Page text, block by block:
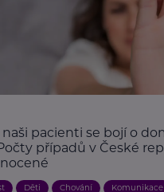
naši pacienti se bojí o
případů v České
Děti Chování Komunikace